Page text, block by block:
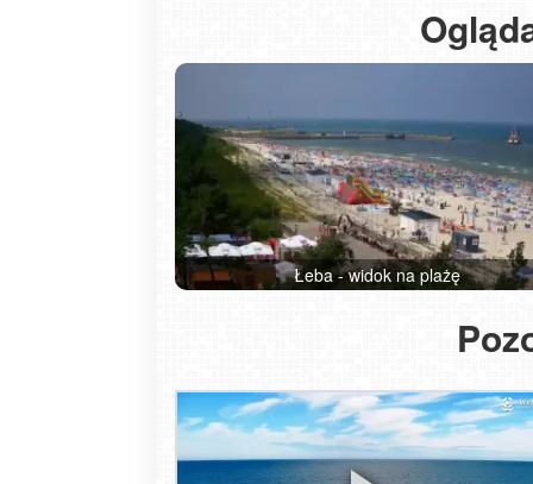
Łeba - widok na plażę
sobota, 08 sierpnia 2026
8 sierpnia - Wielki Dzień Pszczół.
Odwiedziliśmy pasiekę z kamerą